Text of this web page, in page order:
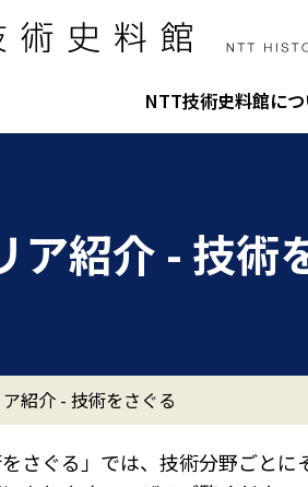
NTT技術史料館に
ア紹介 - 技術
紹介 - 技術をさぐる
さぐる」では、技術分野ごと